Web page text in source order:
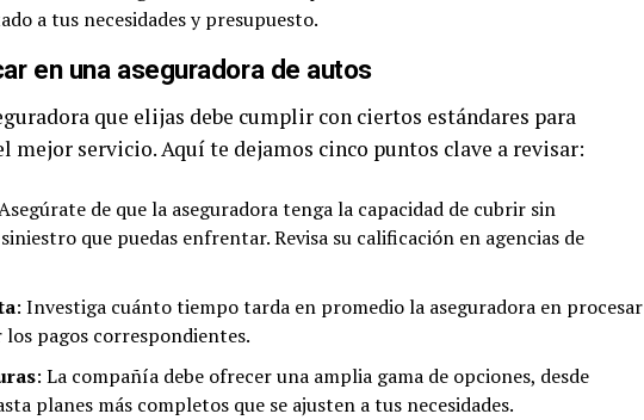
a tus necesidades y presupuesto.
en una aseguradora de autos
que elijas debe cumplir con ciertos estándares para
mejor servicio. Aquí te dejamos cinco puntos clave a revisar:
de que la aseguradora tenga la capacidad de cubrir sin
que puedas enfrentar. Revisa su calificación en agencias de
: Investiga cuánto tiempo tarda en promedio la aseguradora en procesar
pagos correspondientes.
: La compañía debe ofrecer una amplia gama de opciones, desde
planes más completos que se ajusten a tus necesidades.